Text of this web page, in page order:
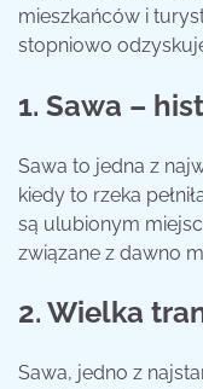
mieszkańców i
stopniowo
1. Sawa –
Sawa to jedna z
kiedy to rzeka
są ulubionym
związane z dawno
2. Wielka
Sawa, jedno z